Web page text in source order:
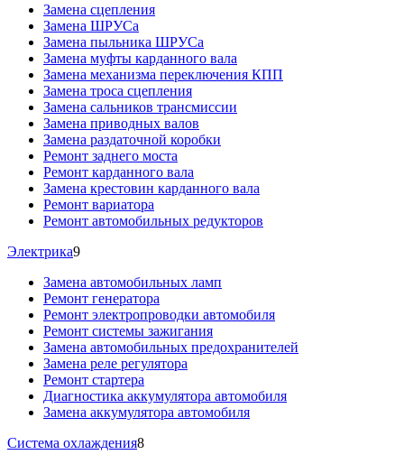
Замена сцепления
Замена ШРУСа
Замена пыльника ШРУСа
Замена муфты карданного вала
Замена механизма переключения КПП
Замена троса сцепления
Замена сальников трансмиссии
Замена приводных валов
Замена раздаточной коробки
Ремонт заднего моста
Ремонт карданного вала
Замена крестовин карданного вала
Ремонт вариатора
Ремонт автомобильных редукторов
Электрика9
Замена автомобильных ламп
Ремонт генератора
Ремонт электропроводки автомобиля
Ремонт системы зажигания
Замена автомобильных предохранителей
Замена реле регулятора
Ремонт стартера
Диагностика аккумулятора автомобиля
Замена аккумулятора автомобиля
Система охлаждения8